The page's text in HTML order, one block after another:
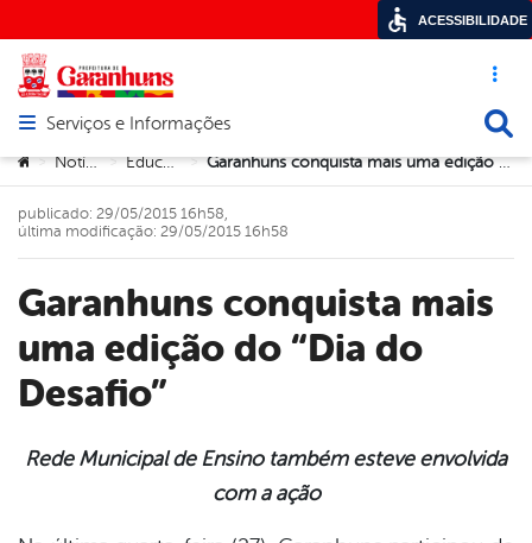
Acesso
Abrir menu principal de navegação
Serviços e Informações
Você está aqui:
> Notícias > Educação > Garanhuns conquista mais uma edição do “Dia do Desafio”
Garanhuns conquista mais
uma edição do “Dia do
Desafio”
publicado: 29/05/2015 16h58,
última modificação: 29/05/2015 16h58
Rede Municipal de Ensino também esteve envolvida
com a ação
ACESSIBILIDADE